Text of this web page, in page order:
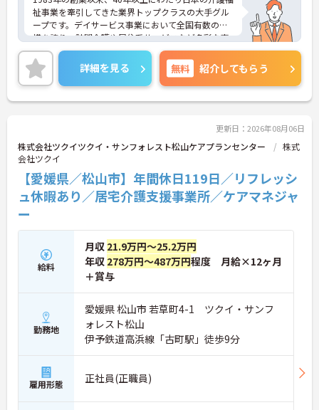
祉事業を牽引してきた業界トップクラスの大手グル
ープです。デイサービス事業において全国有数の規
模を誇り、訪問介護や居住系サービスなど多彩な事
業を展開することで、地域のあらゆるニーズにワン
ストップで応える体制を確立しています。ダイバー
シティ経営を積極的に推進し、多様な人材が能力を
発揮できる職場環境の構築に注力している点も大き
な特色です。また、大規模災害を見据えたBCP（事
ンの運用など、お客様と従業員の双方を守るリスク
マネジメントも徹底されています。今後は、ご家族
がオンラインで情報を確認できるシステムや、AIを
活用した相談サービスの導入など、IT技術を積極的
に取り入れ、在宅生活の質の向上と従業員の業務効
率化を両立する次世代型の介護サービスを追求して
いく方針です。安定した事業基盤と革新への意欲を
す。
★おすすめPOINT★
【土日休み×残業月平均3時間！ワークライフバラ
ンスを大切にできる環境です】
・基本土日休みで年間休日119日が確保されており
日勤のみのお仕事のため生活リズムを整えやすいで
す
・毎月付与されるリフレッシュ休暇を活用し連休の
取得も可能でプライベートの時間もしっかりと確保
・くるみん認定企業として未就学児向けのこども休
暇や育休取得実績など子育てと両立しやすい制度が
詳細を見る 無料 紹介してもらう
更新日：2026年08月06日
株式会社ツクイツクイ・サンフォレスト松山ケアプランセンター
株式
会社ツクイ
【愛媛県／松山市】年間休日119日／リフレッシ
ュ休暇あり／居宅介護支援事業所／ケアマネジャ
ー
給料
月収 21.9万円～25.2万円
年収 278万円～487万円程度 月給×12ヶ月
＋賞与
勤務地
愛媛県 松山市 若草町4-1 ツクイ・サンフ
ォレスト松山
伊予鉄道高浜線「古町駅」徒歩9分
雇用形態 正社員(正職員)